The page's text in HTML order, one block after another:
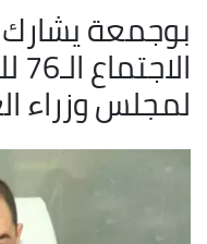
بوجمعة
لمجلس وزراء